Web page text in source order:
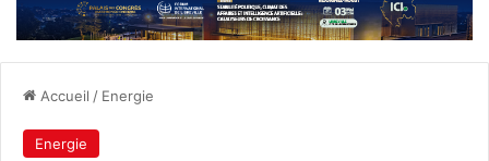
Accueil / Energie
Energie